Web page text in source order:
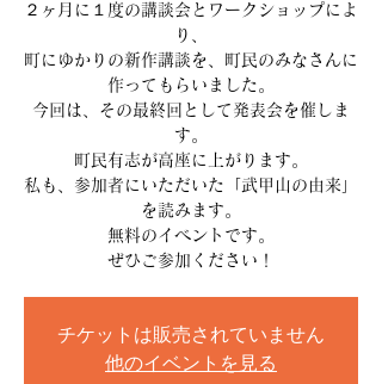
２ヶ月に１度の講談会とワークショップによ
り、
町にゆかりの新作講談を、町民のみなさんに
作ってもらいました。
今回は、その最終回として発表会を催しま
す。
町民有志が高座に上がります。
私も、参加者にいただいた「武甲山の由来」
を読みます。
無料のイベントです。
チケットは販売されていません
他のイベントを見る